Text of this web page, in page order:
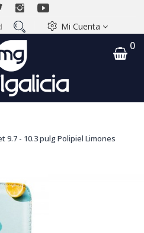
Mi Cuenta
0
9.7 - 10.3 pulg Polipiel Limones